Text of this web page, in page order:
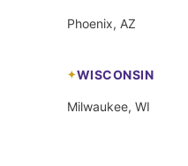
Phoenix, AZ
WISCONSIN
Milwaukee, WI